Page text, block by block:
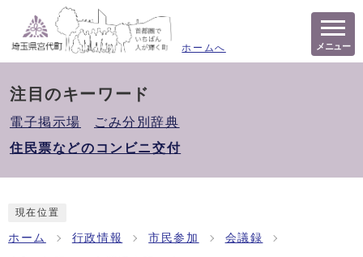
ホームへ メニュー
注目のキーワード
電子掲示場
ごみ分別辞典
住民票などのコンビニ交付
現在位置
ホーム 行政情報 市民参加 会議録